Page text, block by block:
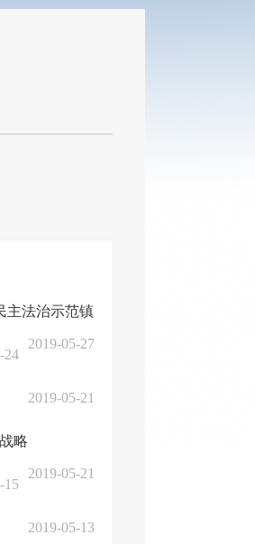
主法治示范镇
2019-05-27
24
2019-05-21
略
2019-05-21
15
2019-05-13